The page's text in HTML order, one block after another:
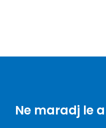
Ne maradj le